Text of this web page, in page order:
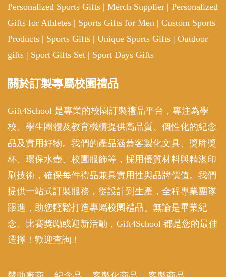
Personalized Sports Gifts | Merch Supplier | Personalized
Gifts for Athletes | Sports Gifts for Men | Custom Sports
Products | Sports Gifts | Unique Sports Gifts | Outdoor
gifts | Sport Gifts Set | Sport Days Gifts
關於訂製專屬校園禮品
Gift4School 是專業的校園訂製禮品平台，專注為學
校、學生團體及教育機構提供高品質、個性化的紀念
品及實用好物。我們的產品涵蓋客製化文具、獎牌獎
杯、環保水壺、校園服飾等，採用優質材料與精湛印
刷技術，確保每件禮品兼具實用性與品牌價值。我們
提供一站式訂製服務，從設計到生產，全程專業團隊
跟進，助您輕鬆打造專屬校園禮品。無論是畢業紀
念、比賽獎勵或迎新活動，Gift4School 都是您的最佳
選擇！歡迎查詢！